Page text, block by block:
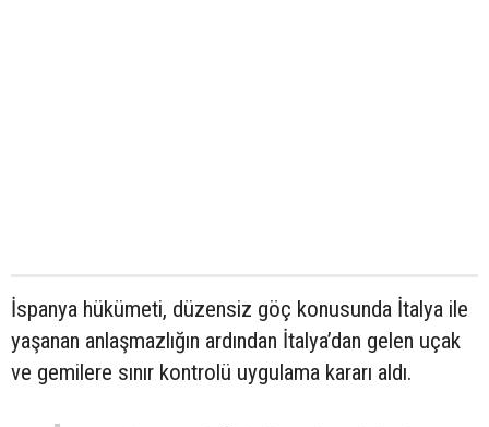
İspanya hükümeti, düzensiz göç konusunda İtalya ile
yaşanan anlaşmazlığın ardından İtalya’dan gelen uçak
ve gemilere sınır kontrolü uygulama kararı aldı.